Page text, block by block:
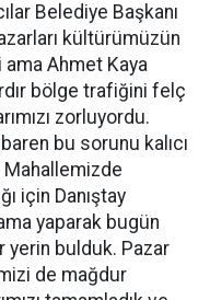
Belediye Başkanı
kültürümüzün
Ahmet Kaya
bölge trafiğini felç
zorluyordu.
bu sorunu kalıcı
Mahallemizde
için Danıştay
yaparak bugün
yerin bulduk. Pazar
de mağdur